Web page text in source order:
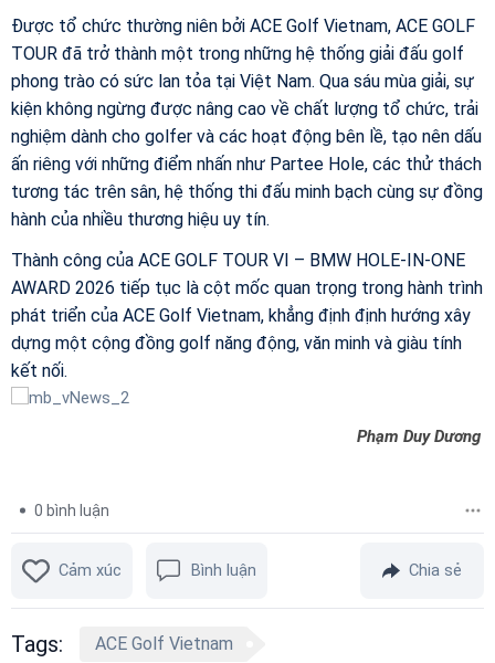
Được tổ chức thường niên bởi ACE Golf Vietnam, ACE GOLF
TOUR đã trở thành một trong những hệ thống giải đấu golf
phong trào có sức lan tỏa tại Việt Nam. Qua sáu mùa giải, sự
kiện không ngừng được nâng cao về chất lượng tổ chức, trải
nghiệm dành cho golfer và các hoạt động bên lề, tạo nên dấu
ấn riêng với những điểm nhấn như Partee Hole, các thử thách
tương tác trên sân, hệ thống thi đấu minh bạch cùng sự đồng
hành của nhiều thương hiệu uy tín.
Thành công của ACE GOLF TOUR VI – BMW HOLE-IN-ONE
AWARD 2026 tiếp tục là cột mốc quan trọng trong hành trình
phát triển của ACE Golf Vietnam, khẳng định định hướng xây
dựng một cộng đồng golf năng động, văn minh và giàu tính
kết nối.
Phạm Duy Dương
0 bình luận
Cảm xúc Bình luận Chia sẻ
Tags: ACE Golf Vietnam